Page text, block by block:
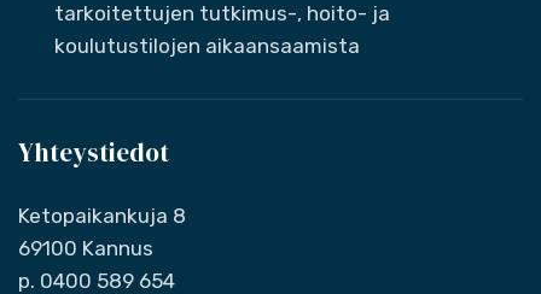
tarkoitettujen tutkimus-, hoito- ja
koulutustilojen aikaansaamista
Yhteystiedot
Ketopaikankuja 8
69100 Kannus
p. 0400 589 654